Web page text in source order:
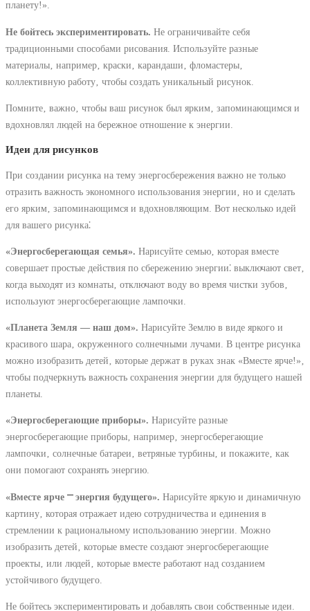
планету!».
Не бойтесь экспериментировать. Не ограничивайте себя
традиционными способами рисования. Используйте разные
материалы‚ например‚ краски‚ карандаши‚ фломастеры‚
коллективную работу‚ чтобы создать уникальный рисунок.
Помните‚ важно‚ чтобы ваш рисунок был ярким‚ запоминающимся и
вдохновлял людей на бережное отношение к энергии.
Идеи для рисунков
При создании рисунка на тему энергосбережения важно не только
отразить важность экономного использования энергии‚ но и сделать
его ярким‚ запоминающимся и вдохновляющим. Вот несколько идей
для вашего рисунка⁚
«Энергосберегающая семья». Нарисуйте семью‚ которая вместе
совершает простые действия по сбережению энергии⁚ выключают свет‚
когда выходят из комнаты‚ отключают воду во время чистки зубов‚
используют энергосберегающие лампочки.
«Планета Земля ― наш дом». Нарисуйте Землю в виде яркого и
красивого шара‚ окруженного солнечными лучами. В центре рисунка
можно изобразить детей‚ которые держат в руках знак «Вместе ярче!»‚
чтобы подчеркнуть важность сохранения энергии для будущего нашей
планеты.
«Энергосберегающие приборы». Нарисуйте разные
энергосберегающие приборы‚ например‚ энергосберегающие
лампочки‚ солнечные батареи‚ ветряные турбины‚ и покажите‚ как
они помогают сохранять энергию.
«Вместе ярче ⎻ энергия будущего». Нарисуйте яркую и динамичную
картину‚ которая отражает идею сотрудничества и единения в
стремлении к рациональному использованию энергии. Можно
изобразить детей‚ которые вместе создают энергосберегающие
проекты‚ или людей‚ которые вместе работают над созданием
устойчивого будущего.
Не бойтесь экспериментировать и добавлять свои собственные идеи.